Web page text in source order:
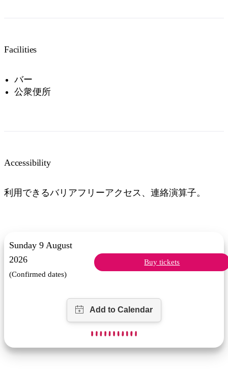
Facilities
バー
公衆便所
Accessibility
利用できるバリアフリーアクセス、連絡演算子。
Sunday 9 August
2026
(Confirmed dates)
Buy tickets